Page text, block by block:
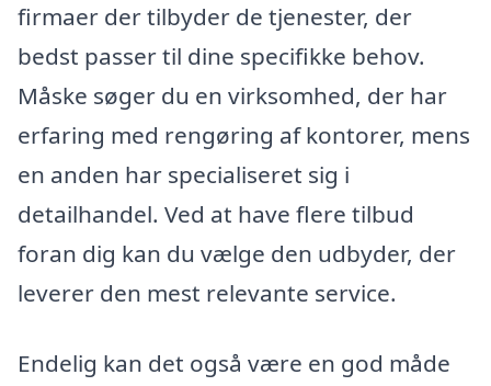
firmaer der tilbyder de tjenester, der
bedst passer til dine specifikke behov.
Måske søger du en virksomhed, der har
erfaring med rengøring af kontorer, mens
en anden har specialiseret sig i
detailhandel. Ved at have flere tilbud
foran dig kan du vælge den udbyder, der
leverer den mest relevante service.
Endelig kan det også være en god måde